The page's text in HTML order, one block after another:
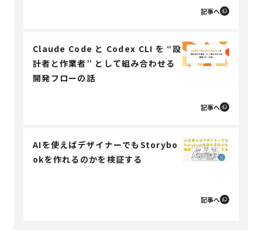
記事へ
Claude Code と Codex CLI を “設
計者と作業者” として組み合わせる
開発フローの話
記事へ
AIを使えばデザイナーでもStorybo
okを作れるのかを検証する
記事へ